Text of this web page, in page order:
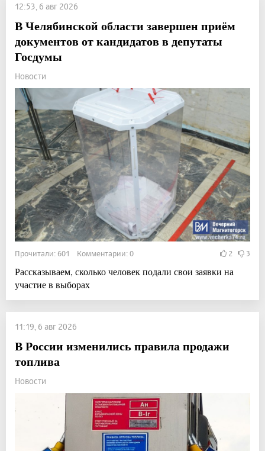
12:53, 6 авг 2026
В Челябинской области завершен приём
документов от кандидатов в депутаты
Госдумы
Новости
Прочитали: 601 Комментарии: 0 2 3
Рассказываем, сколько человек подали свои заявки на
участие в выборах
11:19, 6 авг 2026
В России изменились правила продажи
топлива
Новости